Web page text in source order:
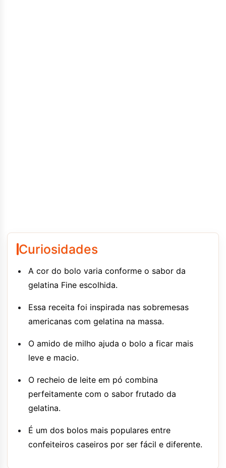
Curiosidades
A cor do bolo varia conforme o sabor da
gelatina Fine escolhida.
Essa receita foi inspirada nas sobremesas
americanas com gelatina na massa.
O amido de milho ajuda o bolo a ficar mais
leve e macio.
O recheio de leite em pó combina
perfeitamente com o sabor frutado da
gelatina.
É um dos bolos mais populares entre
confeiteiros caseiros por ser fácil e diferente.